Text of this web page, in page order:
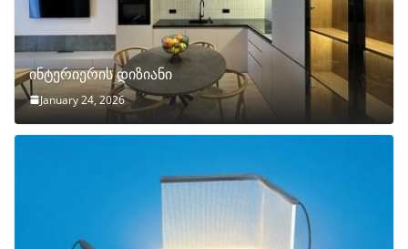
ინტერიერის დიზიანი
January 24, 2026